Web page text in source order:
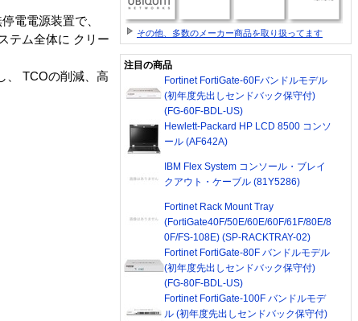
電電源装置で、
テム全体に クリー
、 TCOの削減、高
その他、多数のメーカー商品を取り扱ってます
注目の商品
Fortinet FortiGate-60Fバンドルモデル
(初年度先出しセンドバック保守付)
(FG-60F-BDL-US)
Hewlett-Packard HP LCD 8500 コンソ
ール (AF642A)
IBM Flex System コンソール・ブレイ
クアウト・ケーブル (81Y5286)
Fortinet Rack Mount Tray
(FortiGate40F/50E/60E/60F/61F/80E/8
0F/FS-108E) (SP-RACKTRAY-02)
Fortinet FortiGate-80F バンドルモデル
(初年度先出しセンドバック保守付)
(FG-80F-BDL-US)
Fortinet FortiGate-100F バンドルモデ
ル (初年度先出しセンドバック保守付)